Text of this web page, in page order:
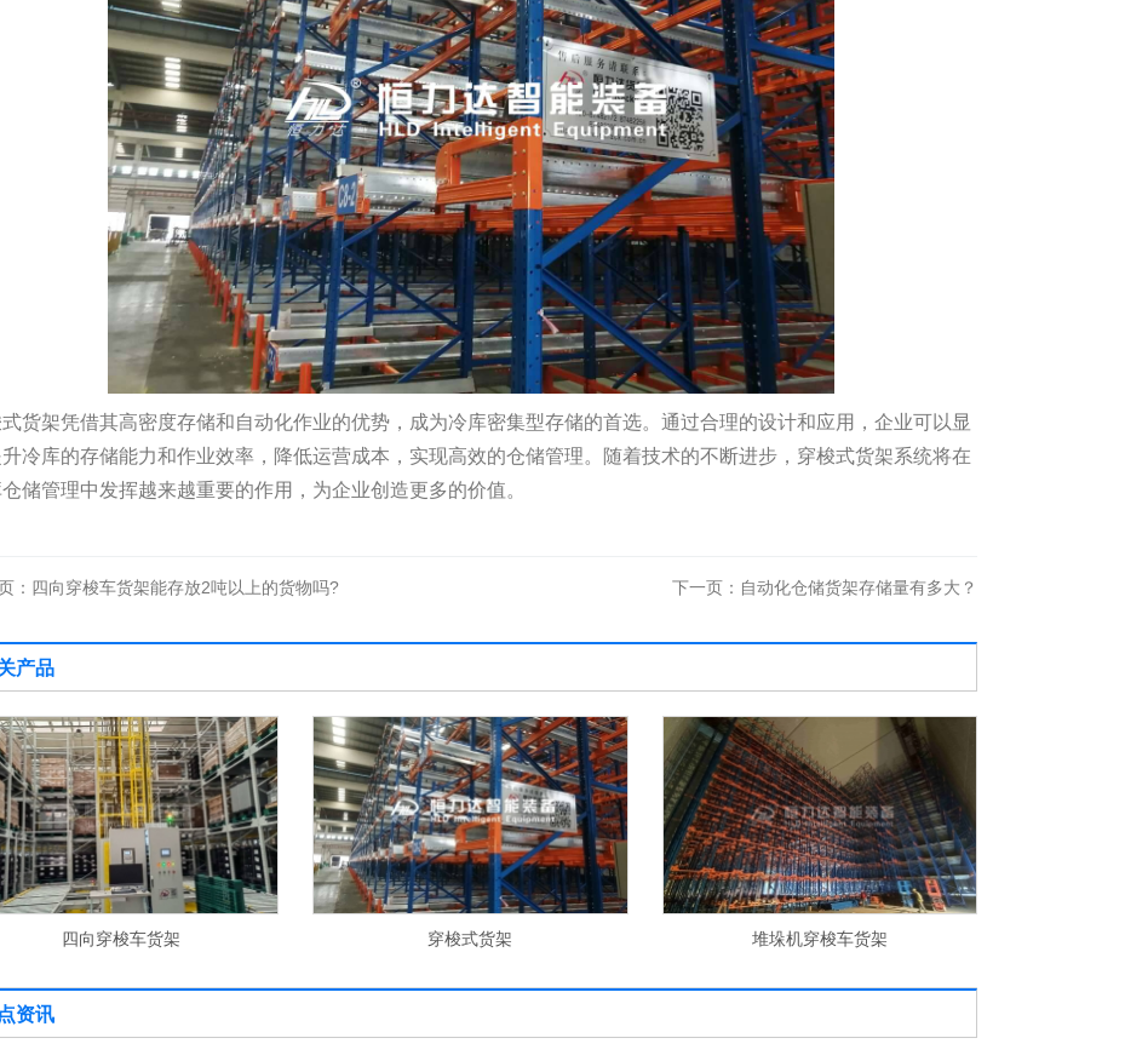
货架凭借其高密度存储和自动化作业的优势，成为冷库密集型存储的首选。通过合理的设计和应用，企业可以显
冷库的存储能力和作业效率，降低运营成本，实现高效的仓储管理。随着技术的不断进步，穿梭式货架系统将在
储管理中发挥越来越重要的作用，为企业创造更多的价值。
： 四向穿梭车货架能存放2吨以上的货物吗? 下一页： 自动化仓储货架存储量有多大？
产品
穿梭式货架 堆垛机穿梭车货架 横梁式货架
资讯